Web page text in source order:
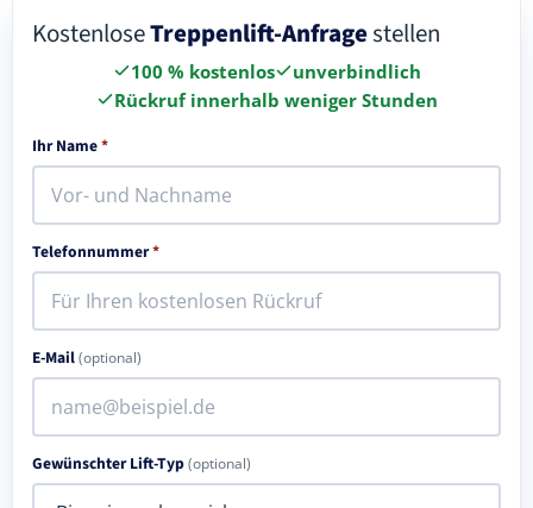
KostenloseTreppenlift-Anfragestellen
100 % kostenlos
unverbindlich
Rückruf innerhalb weniger Stunden
Ihr Name*
Telefonnummer*
E-Mail(optional)
Gewünschter Lift-Typ(optional)